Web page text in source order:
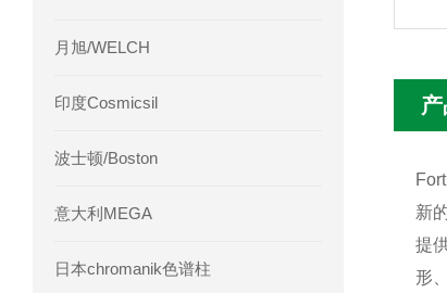
月旭/WELCH
印度Cosmicsil
波士顿/Boston
意大利MEGA
日本chromanik色谱柱
新
提
形